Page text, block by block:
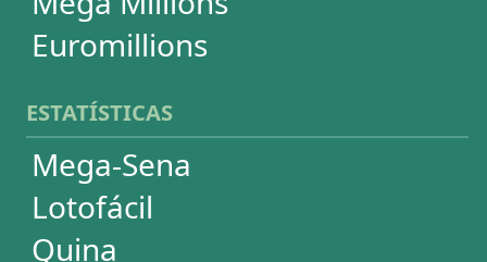
PowerBall
Mega Millions
EuroMillions
ASSINATURA
Assinatura
Palpites Estatísticos